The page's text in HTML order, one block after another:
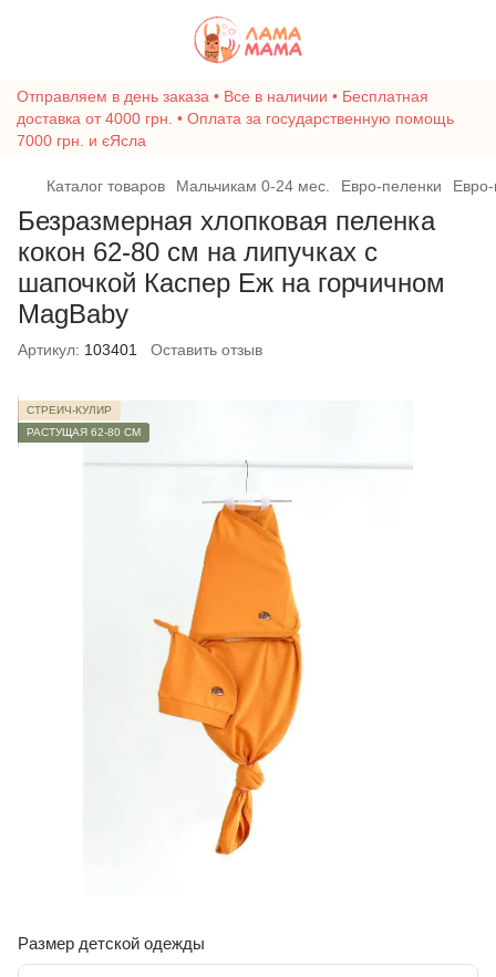
Отправляем в день заказа • Все в наличии • Бесплатная
доставка от 4000 грн. • Оплата за государственную помощь
7000 грн. и єЯсла
Каталог товаров Мальчикам 0-24 мес. Евро-пеленки
Безразмерная хлопковая пеленка
кокон 62-80 см на липучках с
шапочкой Каспер Еж на горчичном
MagBaby
Артикул: 103401 Оставить отзыв
СТРЕЙЧ-КУЛИР
РАСТУЩАЯ 62-80 СМ
Размер детской одежды